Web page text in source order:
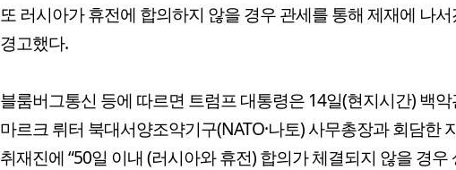
또 러시아가 휴전에 합의하지 않을 경우 관세를 통해 제재에 나
경고했다.
블룸버그통신 등에 따르면 트럼프 대통령은 14일(현지시간) 백악
마르크 뤼터 북대서양조약기구(NATO·나토) 사무총장과 회담한
취재진에 “50일 이내 (러시아와 휴전) 합의가 체결되지 않을 경우